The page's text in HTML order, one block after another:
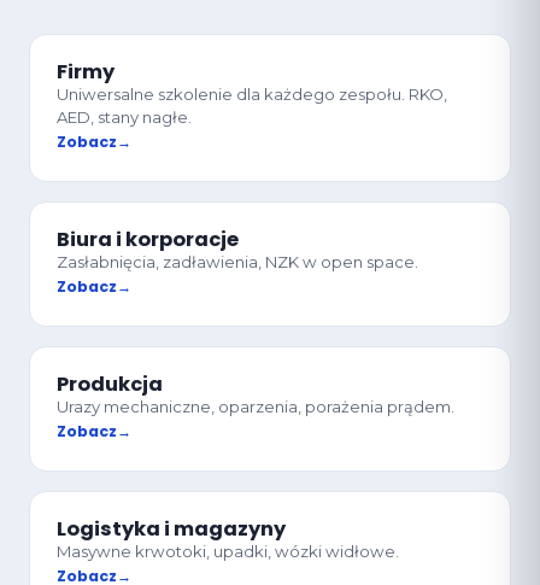
Firmy
Uniwersalne szkolenie dla każdego zespołu. RKO,
AED, stany nagłe.
Zobacz
Biura i korporacje
Zasłabnięcia, zadławienia, NZK w open space.
Zobacz
Produkcja
Urazy mechaniczne, oparzenia, porażenia prądem.
Zobacz
Logistyka i magazyny
Masywne krwotoki, upadki, wózki widłowe.
Zobacz